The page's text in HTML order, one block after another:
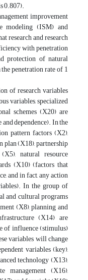
0.807).
improvement
modeling (ISM) and
research and research
with penetration
protection of natural
penetration rate of 1
of research variables
variables, specialized
schemes (X20) are
dependence). In the
pattern factors (X2),
plan (X18), partnership
natural resource
(X10) (factors that
and in fact, any action
In the group of
and cultural programs
(X8), planning and
(X14) are
of influence (stimulus)
variables will change
variables (key),
technology (X13),
management (X16),